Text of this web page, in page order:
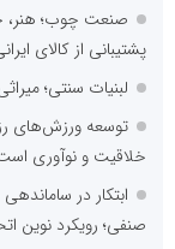
صنعت چوب؛ هنر،
پشتیبانی از کالای
لبنیات سنتی؛
توسعه ورزش‌های
خلاقیت و نوآوری
ابتکار در
صنفی؛ رویکرد نوین